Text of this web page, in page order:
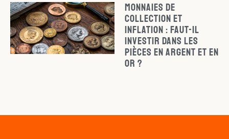
Monnaies de
collection et
inflation : faut-il
investir dans les
pièces en argent et en
or ?